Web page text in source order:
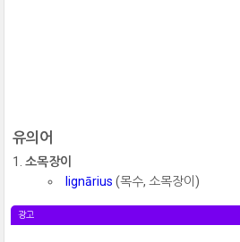
유의어
소목장이
lignārius (목수, 소목장이)
광고